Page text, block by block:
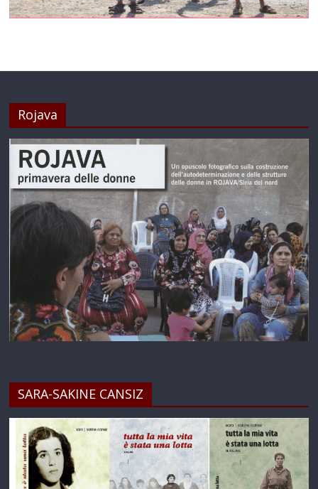
Rojava
SARA-SAKINE CANSIZ